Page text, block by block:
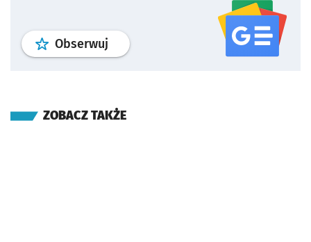
Obserwuj profil serwisu
ZOBACZ TAKŻE